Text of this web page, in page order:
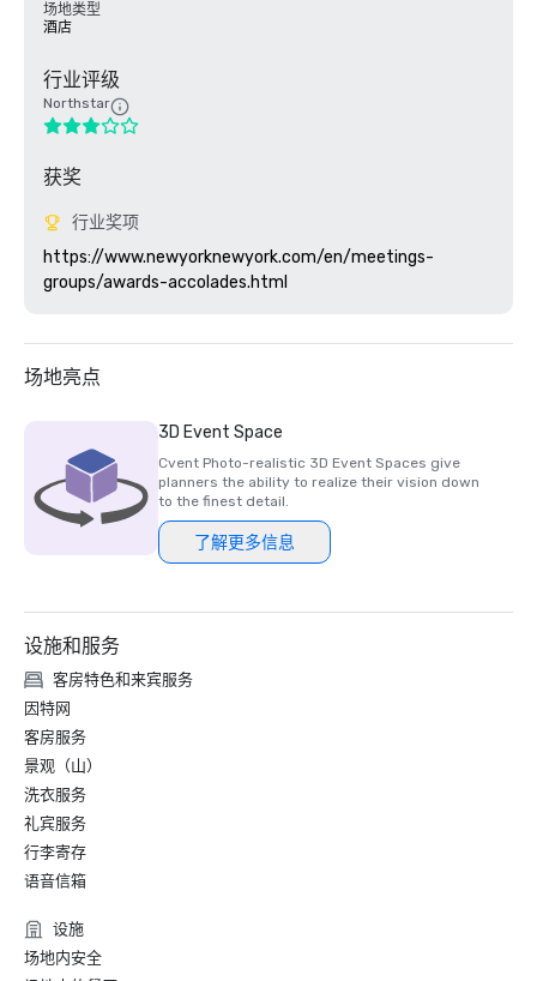
场地类型
酒店
行业评级
Northstar
获奖
行业奖项
https://www.newyorknewyork.com/en/meetings-
场地亮点
3D Event Space
Cvent Photo-realistic 3D Event Spaces give
planners the ability to realize their vision down
to the finest detail.
了解更多信息
设施和服务
客房特色和来宾服务
因特网
客房服务
景观（山）
洗衣服务
礼宾服务
行李寄存
语音信箱
设施
场地内安全